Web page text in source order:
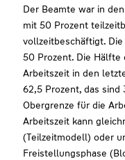
Der Beamte war in
mit 50 Prozent
vollzeitbeschäftigt.
50 Prozent. Die
Arbeitszeit in den
62,5 Prozent, das sind
Obergrenze für die
Arbeitszeit kann
(Teilzeitmodell) oder
Freistellungsphase